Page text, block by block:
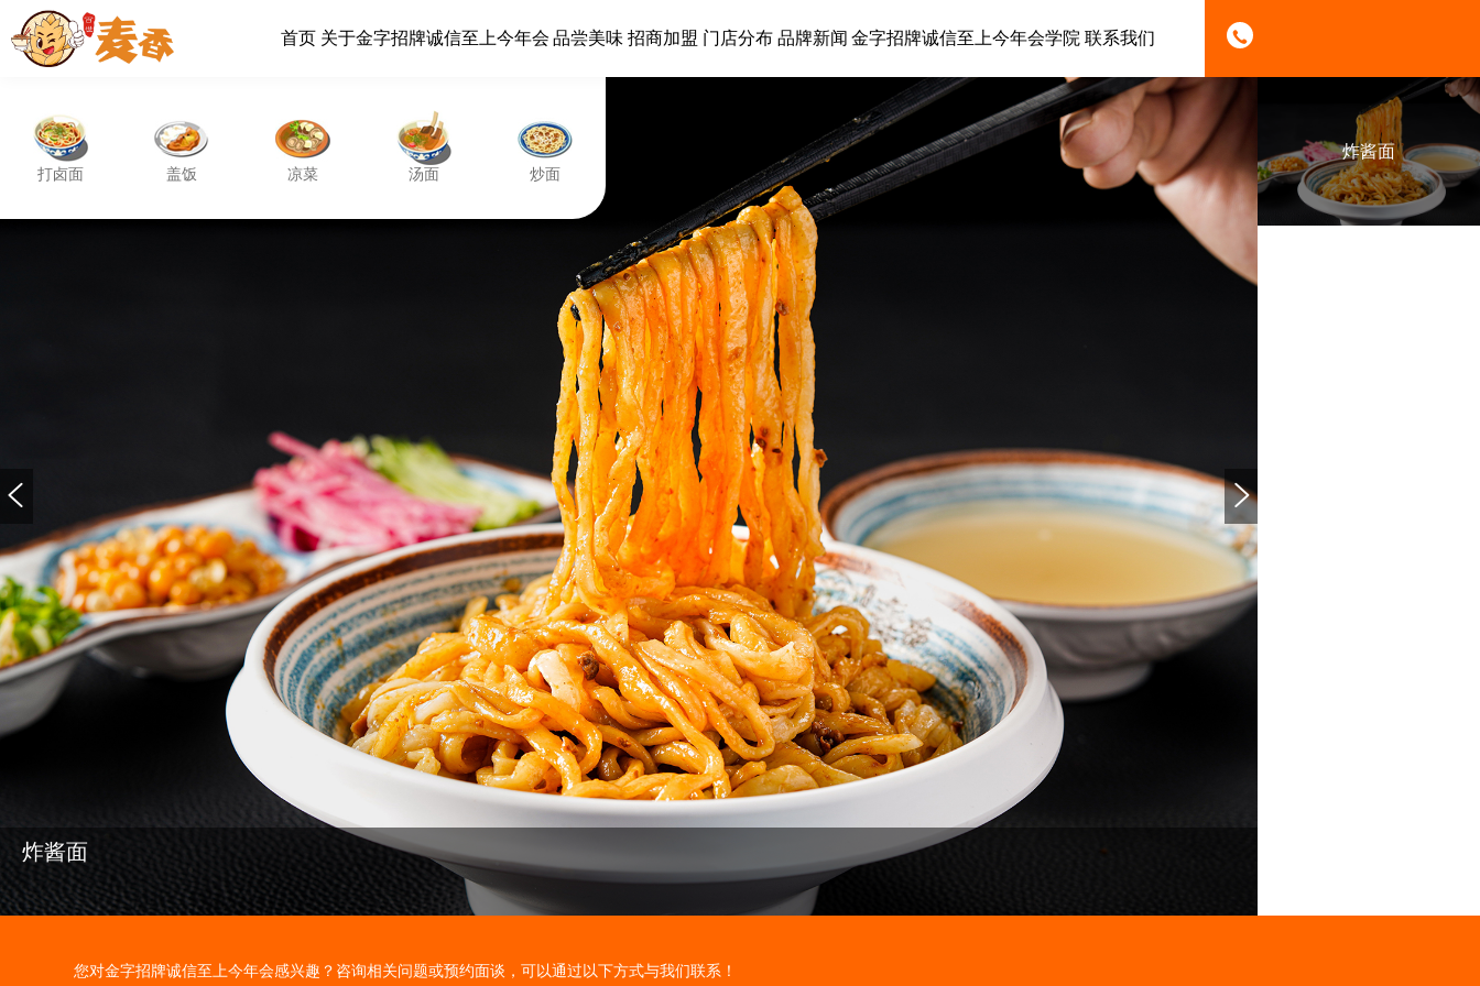
首页 关于金字招牌诚信至上今年会 品尝美味 招商加盟 门店分布 品牌新闻 金字招牌诚信至上今年会学院 联系我们
打卤面 盖饭 凉菜 汤面 炒面
炸酱面
 
炸酱面
您对金字招牌诚信至上今年会感兴趣？咨询相关问题或预约面谈，可以通过以下方式与我们联系！